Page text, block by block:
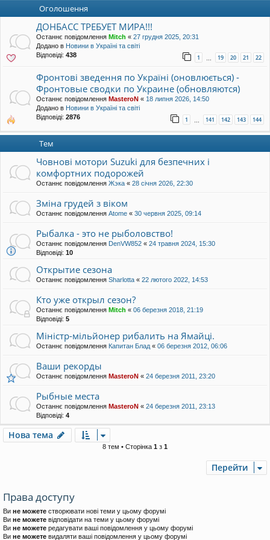
Оголошення
ДОНБАСС ТРЕБУЕТ МИРА!!!
Останнє повідомлення Mitch « 27 грудня 2025, 20:31
Додано в Новини в Україні та світі
Відповіді: 438 1 … 19 20 21 22
Фронтові зведення по Україні (оновлюється) -
Фронтовые сводки по Украине (обновляются)
Останнє повідомлення MasteroN « 18 липня 2026, 14:50
Додано в Новини в Україні та світі
Відповіді: 2876 1 … 141 142 143 144
Тем
Човнові мотори Suzuki для безпечних і
комфортних подорожей
Останнє повідомлення Жэка « 28 січня 2026, 22:30
Зміна грудей з віком
Останнє повідомлення Atome « 30 червня 2025, 09:14
Рыбалка - это не рыболовство!
Останнє повідомлення DenVW852 « 24 травня 2024, 15:30
Відповіді: 10
Открытие сезона
Останнє повідомлення Sharlotta « 22 лютого 2022, 14:53
Кто уже открыл сезон?
Останнє повідомлення Mitch « 06 березня 2018, 21:19
Відповіді: 5
Міністр-мільйонер рибалить на Ямайці.
Останнє повідомлення Капитан Блад « 06 березня 2012, 06:06
Ваши рекорды
Останнє повідомлення MasteroN « 24 березня 2011, 23:20
Рыбные места
Останнє повідомлення MasteroN « 24 березня 2011, 23:13
Відповіді: 4
Нова тема
8 тем • Сторінка 1 з 1
Перейти
Права доступу
Ви не можете створювати нові теми у цьому форумі
Ви не можете відповідати на теми у цьому форумі
Ви не можете редагувати ваші повідомлення у цьому форумі
Ви не можете видаляти ваші повідомлення у цьому форумі